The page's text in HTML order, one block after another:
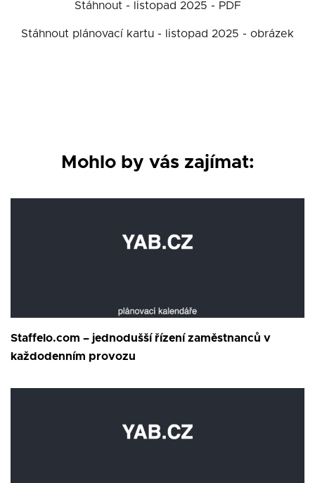
Stáhnout - listopad 2025 - PDF
Stáhnout plánovací kartu - listopad 2025 - obrázek
Mohlo by vás zajímat:
Staffelo.com – jednodušší řízení zaměstnanců v
každodenním provozu